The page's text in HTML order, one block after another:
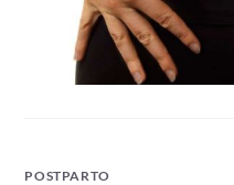
POSTPARTO